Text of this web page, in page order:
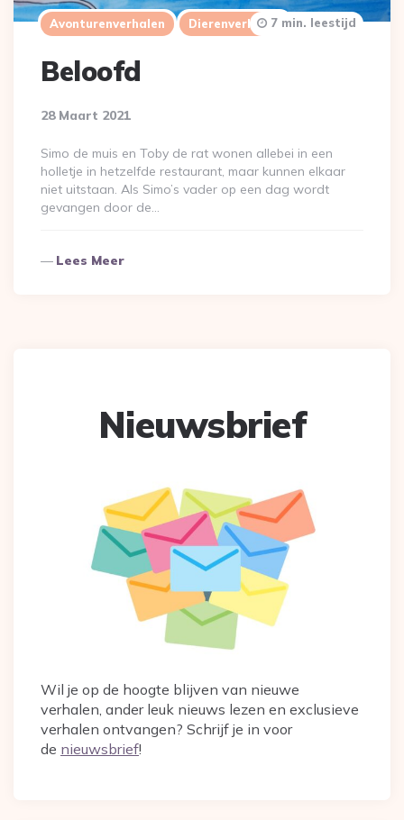
Avonturenverhalen Dierenverhalen
Beloofd
28 Maart 2021
7 min. leestijd
Simo de muis en Toby de rat wonen allebei in een
holletje in hetzelfde restaurant, maar kunnen elkaar
niet uitstaan. Als Simo’s vader op een dag wordt
gevangen door de…
Lees Meer
Nieuwsbrief
Wil je op de hoogte blijven van nieuwe
verhalen, ander leuk nieuws lezen en exclusieve
verhalen ontvangen? Schrijf je in voor
de nieuwsbrief!